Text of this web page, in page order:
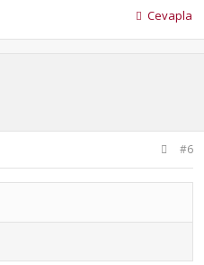
Cevapla
#6